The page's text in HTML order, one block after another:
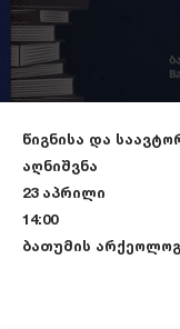
წიგნისა და
აღნიშვნა
23 აპრილი
14:00
ბათუმის